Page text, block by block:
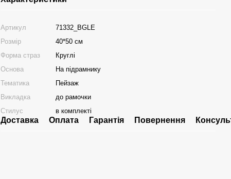
Артикул
71332_BGLE
Розмір
40*50 см
Форма страз
Круглі
Основа
На підрамнику
Тематика
Пейзаж
Викладка
до рамочки
Стилус
в комплекті
Доставка Оплата Гарантія Повернення